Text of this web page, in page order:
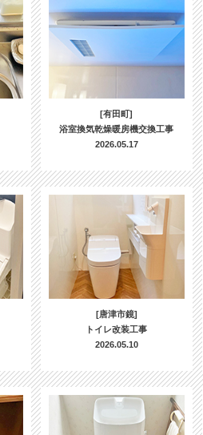
[有田町]
浴室換気乾燥暖房機交換工事
2026.05.17
[唐津市鏡]
トイレ改装工事
2026.05.10